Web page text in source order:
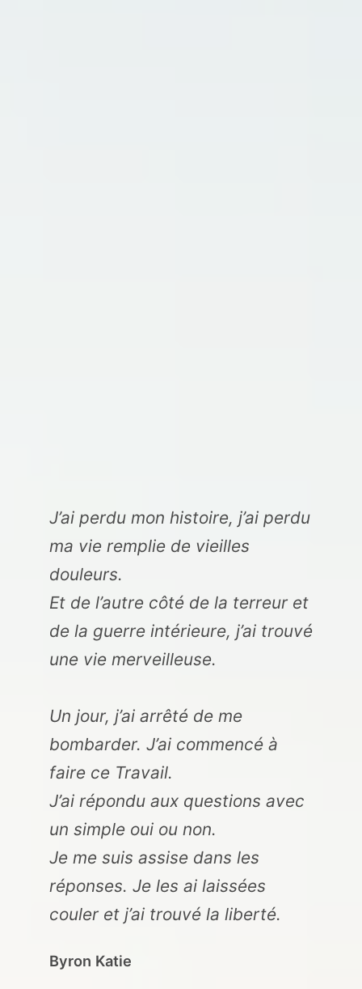
J’ai perdu mon histoire, j’ai perdu
ma vie remplie de vieilles
douleurs.
Et de l’autre côté de la terreur et
de la guerre intérieure, j’ai trouvé
une vie merveilleuse.
Un jour, j’ai arrêté de me
bombarder. J’ai commencé à
faire ce Travail.
J’ai répondu aux questions avec
un simple oui ou non.
Je me suis assise dans les
réponses. Je les ai laissées
couler et j’ai trouvé la liberté.
Byron Katie